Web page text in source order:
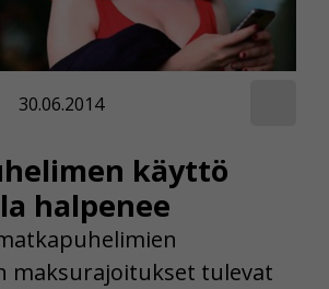
käyttö
halpenee
30.06.2014
maksurajoitukset tulevat